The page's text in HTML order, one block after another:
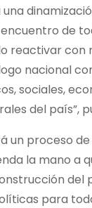
de
reactivar con
nacional
sociales,
del país”,
un proceso
la mano a
del
para